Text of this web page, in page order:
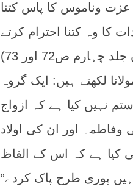
وناموس کا پاس کتنا
کا وہ کتنا احترام کرتے
چہارم ص72 اور 73)
کی تفسیر میں مولانا لکھتے ہیں: ایک گروہ
نہیں کیا ہے کہ ازواج
اور ان کی اولاد
کیا ہے کہ اس کے الفاظ
پوری طرح پاک کردے”